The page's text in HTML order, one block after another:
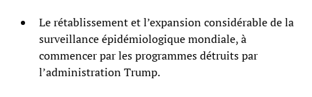
Le rétablissement et l’expansion considérable de la
surveillance épidémiologique mondiale, à
commencer par les programmes détruits par
l’administration Trump.